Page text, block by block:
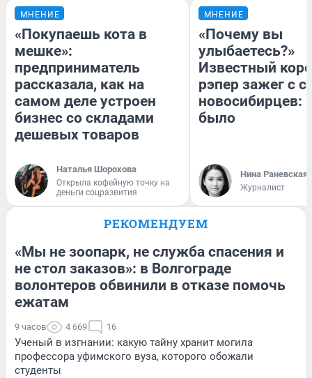
МНЕНИЕ
«Покупаешь кота в
мешке»:
предприниматель
рассказала, как на
самом деле устроен
бизнес со складами
дешевых товаров
Наталья Шорохова
Открыла кофейную точку на
деньги соцразвития
МНЕНИЕ
«Почему вы
улыбаетесь?»
Известный
рэпер зажег с
новосибирцев:
было
Нина Раневская
Журналист
РЕКОМЕНДУЕМ
«Мы не зоопарк, не служба спасения и
не стол заказов»: в Волгограде
волонтеров обвинили в отказе помочь
ежатам
9 часов 4 669 16
Ученый в изгнании: какую тайну хранит могила
профессора уфимского вуза, которого обожали
студенты